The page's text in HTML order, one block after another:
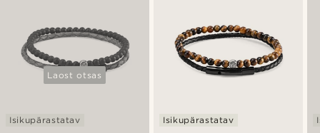
Laost otsas
Isikupärastatav Isikupärastatav